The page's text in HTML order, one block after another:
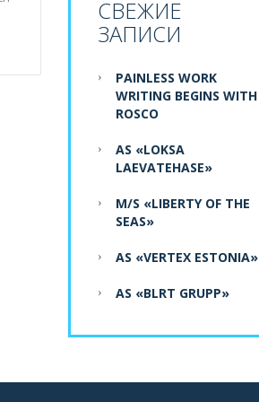
СВЕЖИЕ
ЗАПИСИ
PAINLESS WORK
WRITING BEGINS WITH
ROSCO
AS «LOKSA
LAEVATEHASE»
M/S «LIBERTY OF THE
SEAS»
AS «VERTEX ESTONIA»
AS «BLRT GRUPP»